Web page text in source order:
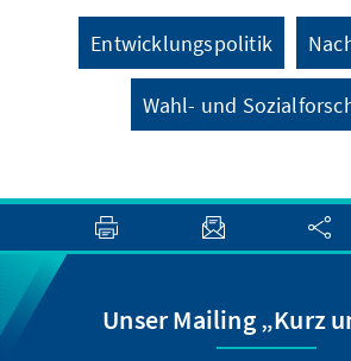
Entwicklungspolitik
Wahl- und
Unser Mailing „Kurz